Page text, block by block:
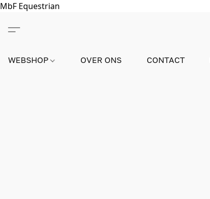
MbF Equestrian
WEBSHOP OVER ONS CONTACT